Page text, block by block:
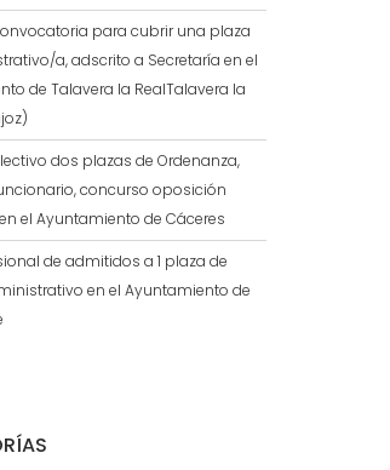
para cubrir una plaza
a, adscrito a Secretaría en el
de Talavera la RealTalavera la
dos plazas de Ordenanza,
concurso oposición
el Ayuntamiento de Cáceres
de admitidos a 1 plaza de
en el Ayuntamiento de